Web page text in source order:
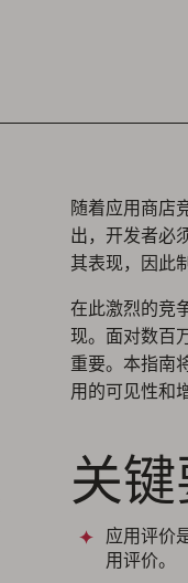
随着应用商店
出，开发者必
其表现，因此
在此激烈的竞
现。面对数百
重要。本指南
用的可见性和
关
应用评价
用评价。